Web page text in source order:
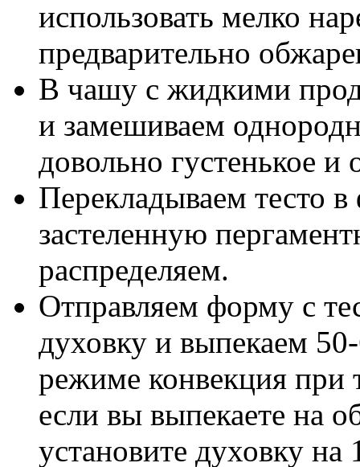
использовать мелко
предварительно
В чашу с жидкими
и замешиваем
довольно густенькое и
Перекладываем тесто
застеленную
распределяем.
Отправляем форму с
духовку и выпекаем
режиме конвекция при
если вы выпекаете на
установите духовку на